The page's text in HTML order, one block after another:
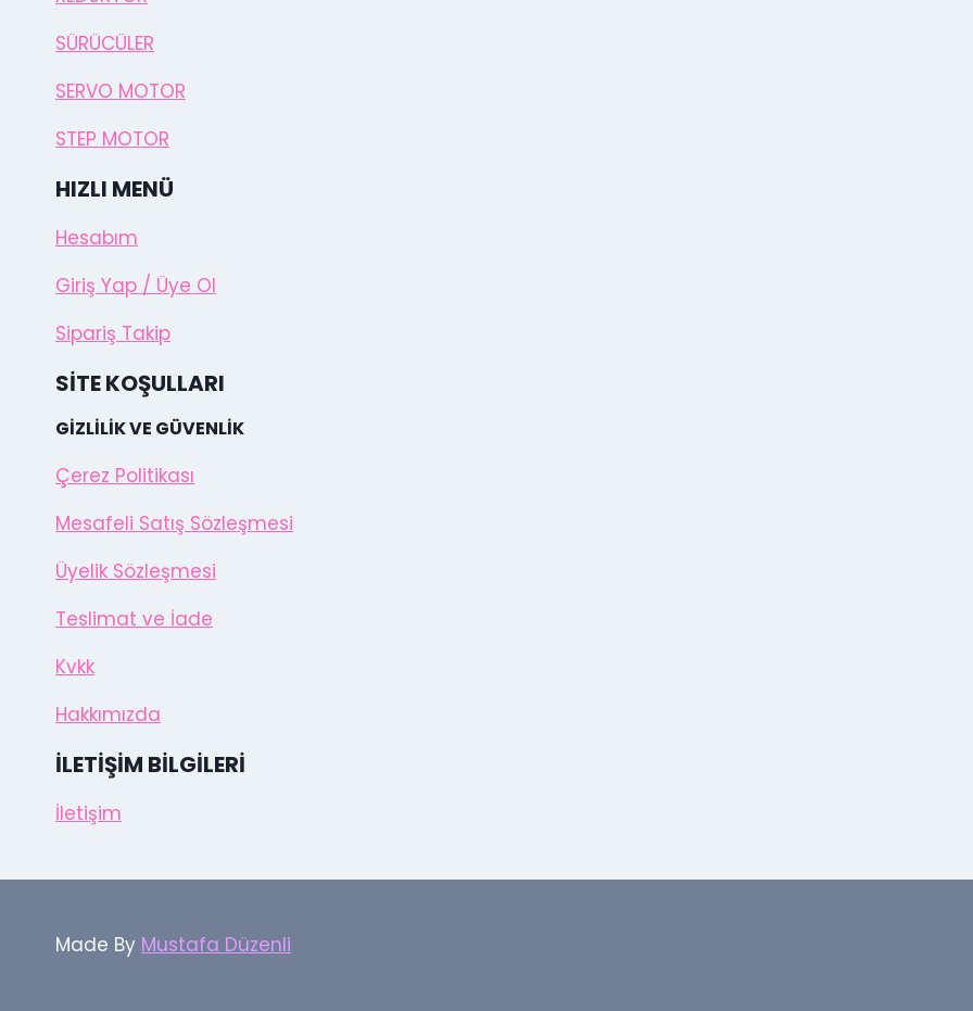
SÜRÜCÜLER
SERVO MOTOR
STEP MOTOR
HIZLI MENÜ
Hesabım
Giriş Yap / Üye Ol
Sipariş Takip
SITE KOŞULLARI
GIZLILIK VE GÜVENLIK
Çerez Politikası
Mesafeli Satış Sözleşmesi
Üyelik Sözleşmesi
Teslimat ve İade
Kvkk
Hakkımızda
İLETIŞIM BILGILERI
İletişim
Made By Mustafa Düzenli